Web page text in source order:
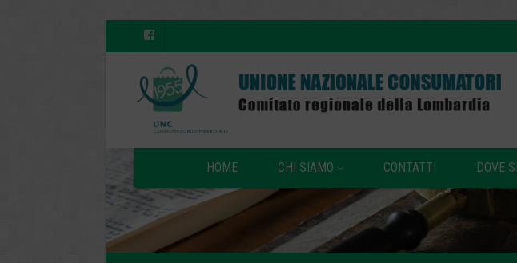
HOME CHI SIAMO CONTATTI DOVE